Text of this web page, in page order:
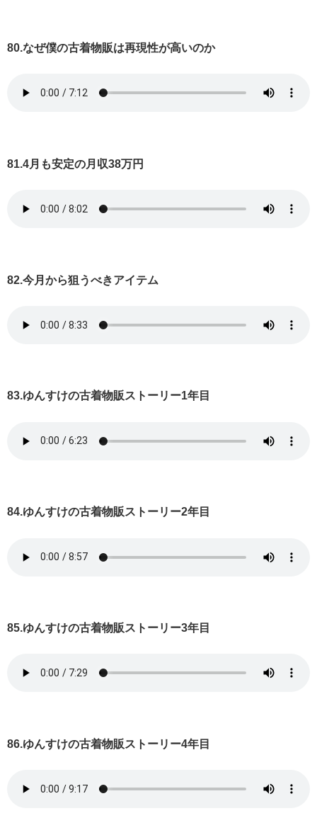
80.なぜ僕の古着物販は再現性が高いのか
81.4月も安定の月収38万円
82.今月から狙うべきアイテム
83.ゆんすけの古着物販ストーリー1年目
84.ゆんすけの古着物販ストーリー2年目
85.ゆんすけの古着物販ストーリー3年目
86.ゆんすけの古着物販ストーリー4年目